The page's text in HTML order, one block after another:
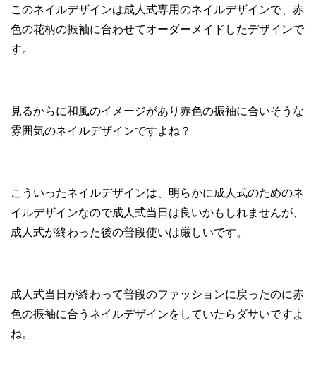
このネイルデザインは成人式専用のネイルデザインで、赤
色の花柄の振袖に合わせてオーダーメイドしたデザインで
す。
見るからに和風のイメージがあり赤色の振袖に合いそうな
雰囲気のネイルデザインですよね？
こういったネイルデザインは、明らかに成人式のためのネ
イルデザインなので成人式当日は良いかもしれませんが、
成人式が終わった後の普段使いは厳しいです。
成人式当日が終わって普段のファッションに戻ったのに赤
色の振袖に合うネイルデザインをしていたらダサいですよ
ね。